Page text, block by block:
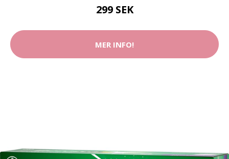
299 SEK
MER INFO!